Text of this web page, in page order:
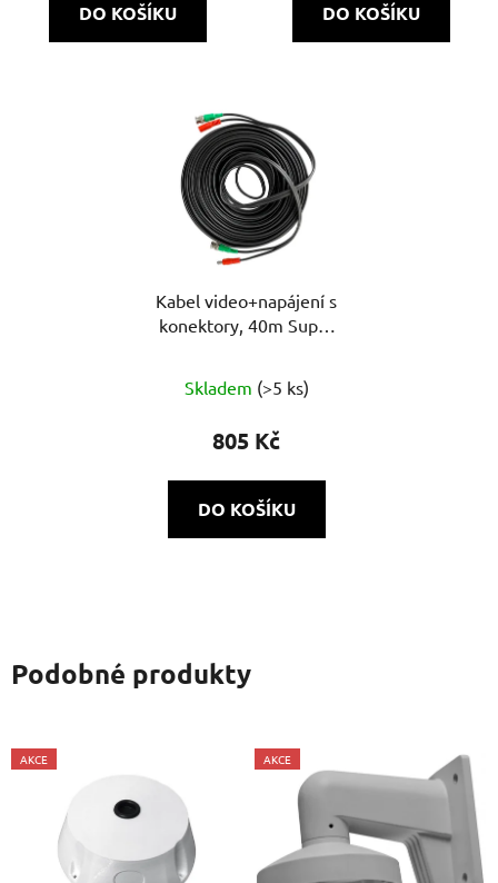
DO KOŠÍKU DO KOŠÍKU
Kabel video+napájení s
konektory, 40m Super
Skladem (>5 ks)
805 Kč
DO KOŠÍKU
Podobné produkty
AKCE AKCE